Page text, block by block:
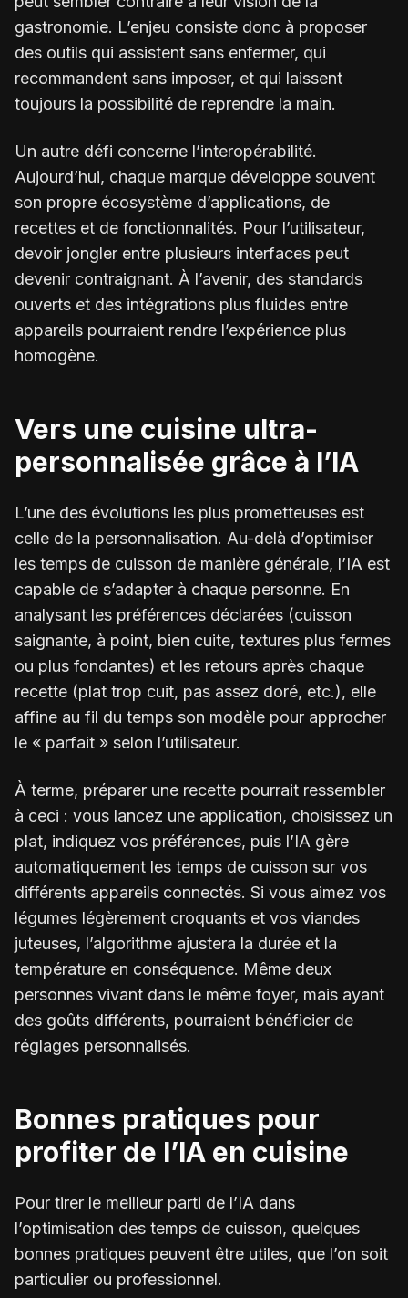
gastronomie. L’enjeu consiste donc à proposer
des outils qui assistent sans enfermer, qui
recommandent sans imposer, et qui laissent
toujours la possibilité de reprendre la main.
Un autre défi concerne l’interopérabilité.
Aujourd’hui, chaque marque développe souvent
son propre écosystème d’applications, de
recettes et de fonctionnalités. Pour l’utilisateur,
devoir jongler entre plusieurs interfaces peut
devenir contraignant. À l’avenir, des standards
ouverts et des intégrations plus fluides entre
appareils pourraient rendre l’expérience plus
homogène.
Vers une cuisine ultra-
personnalisée grâce à l’IA
L’une des évolutions les plus prometteuses est
celle de la personnalisation. Au-delà d’optimiser
les temps de cuisson de manière générale, l’IA est
capable de s’adapter à chaque personne. En
analysant les préférences déclarées (cuisson
saignante, à point, bien cuite, textures plus fermes
ou plus fondantes) et les retours après chaque
recette (plat trop cuit, pas assez doré, etc.), elle
affine au fil du temps son modèle pour approcher
le « parfait » selon l’utilisateur.
À terme, préparer une recette pourrait ressembler
à ceci : vous lancez une application, choisissez un
plat, indiquez vos préférences, puis l’IA gère
automatiquement les temps de cuisson sur vos
différents appareils connectés. Si vous aimez vos
légumes légèrement croquants et vos viandes
juteuses, l’algorithme ajustera la durée et la
température en conséquence. Même deux
personnes vivant dans le même foyer, mais ayant
des goûts différents, pourraient bénéficier de
réglages personnalisés.
Bonnes pratiques pour
profiter de l’IA en cuisine
Pour tirer le meilleur parti de l’IA dans
l’optimisation des temps de cuisson, quelques
bonnes pratiques peuvent être utiles, que l’on soit
particulier ou professionnel.